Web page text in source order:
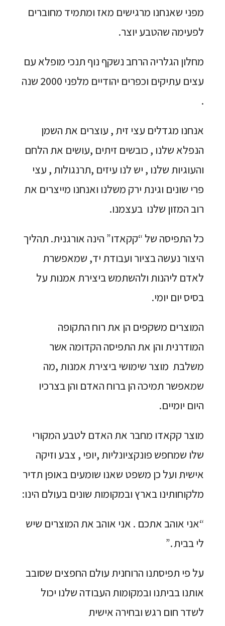
מפני שאנחנו מרגישים מאז ומתמיד מחוברים
לפעימה שהטבע יוצר.
מחלון הגלריה הרחב נשקף נוף תנכי מופלא עם
עצים עתיקים וכפרים יהודיים מלפני 2000 שנה
.
אנחנו מגדלים עצי זית , עוצרים את השמן
הנפלא שלנו , כובשים זיתים ,עושים את הלחם
והעוגיות שלנו , יש לנו עיזים ,תרנגולות , עצי
פרי שונים וגינת ירק משלנו ואנחנו מייצרים את
רוב המזון שלנו בעצמנו.
כל התפיסה של “קקאדו” הינה אורגנית. תהליך
היצור נעשה בציור ועבודת יד, שמאפשרת
לאדם ליהנות ולהשתמש ביצירת אמנות על
בסיס יום יומי.
המוצרים משקפים הן את רוח התקופה
המודרנית והן את התפיסה הקדומה אשר
משלבת מוצר שימושי ביצירת אמנות ,מה
שמאפשר תמיכה הן ברוח האדם והן בצרכיו
היום יומיים.
מוצר קקאדו מחבר את האדם לטבע המקורי
שלו שמחפש פונקציונליות ,יופי , צבע וזיקה
אישית ועל כן משפט שאנו שומעים באופן תדיר
מלקוחותינו בארץ ובמקומות שונים בעולם הינו:
“אני אוהב אתכם . אני אוהב את המוצרים שיש
לי בבית .”
על פי תפיסתנו הרוחנית עולם החפצים שסובב
אותנו בביתנו ובמקומות העבודה שלנו יכול
לשדר חום רגש ובחירה אישית